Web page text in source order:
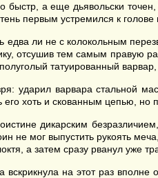
быстр, а еще дьявольски
первым устремился к
едва ли не с колокольным
отсушив тем самым правую
татуированный
ударил варвара стальной
его хоть и скованным цепью,
дикарским
не мог выпустить рукоять
а затем сразу рванул уже
вскрикнула на этот раз